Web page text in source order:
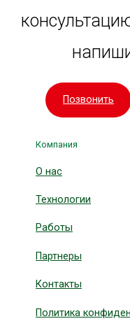
Позвонить
Компания
О нас
Технологии
Работы
Партнеры
Контакты
Политика